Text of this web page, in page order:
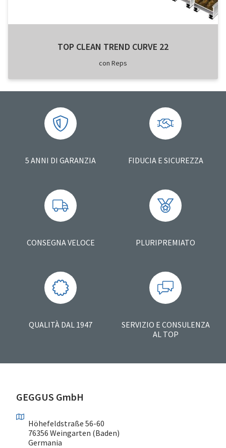
TOP CLEAN TREND CURVE 22
con Reps
5 ANNI DI GARANZIA FIDUCIA E SICUREZZA
CONSEGNA VELOCE PLURIPREMIATO
QUALITÀ DAL 1947
SERVIZIO E CONSULENZA
AL TOP
GEGGUS GmbH
Höhefeldstraße 56-60
76356 Weingarten (Baden)
Germania